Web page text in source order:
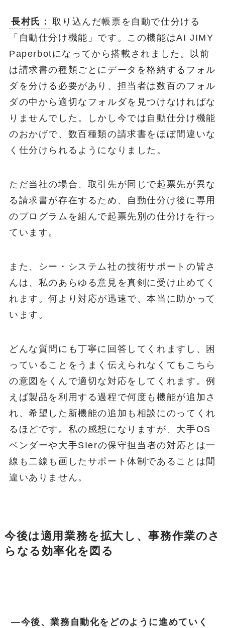
長村氏：
取り込んだ帳票を自動で仕分ける
「自動仕分け機能」です。この機能はAI JIMY
Paperbotになってから搭載されました。以前
は請求書の種類ごとにデータを格納するフォル
ダを分ける必要があり、担当者は数百のフォル
ダの中から適切なフォルダを見つけなければな
りませんでした。しかし今では自動仕分け機能
のおかげで、数百種類の請求書をほぼ間違いな
く仕分けられるようになりました。
ただ当社の場合、取引先が同じで起票先が異な
る請求書が存在するため、自動仕分け後に専用
のプログラムを組んで起票先別の仕分けを行っ
ています。
また、シー・システム社の技術サポートの皆さ
んは、私のあらゆる意見を真剣に受け止めてく
れます。何より対応が迅速で、本当に助かって
います。
どんな質問にも丁寧に回答してくれますし、困
っていることをうまく伝えられなくてもこちら
の意図をくんで適切な対応をしてくれます。例
えば製品を利用する過程で何度も機能が追加さ
れ、希望した新機能の追加も相談にのってくれ
るほどです。私の感想になりますが、大手OS
ベンダーや大手SIerの保守担当者の対応とは一
線も二線も画したサポート体制であることは間
違いありません。
今後は適用業務を拡大し、事務作業のさ
らなる効率化を図る
―今後、業務自動化をどのように進めていく